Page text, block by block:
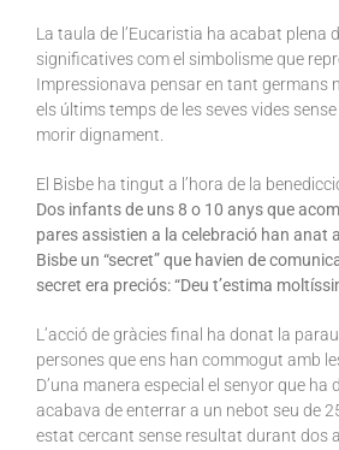
La taula de l’Eucaristia ha acabat plena
significatives com el simbolisme que
Impressionava pensar en tant germans
els últims temps de les seves vides
morir dignament.
El Bisbe ha tingut a l’hora de la
Dos infants de uns 8 o 10 anys que
pares assistien a la celebració han anat
Bisbe un “secret” que havien de
secret era preciós: “Deu t’estima
L’acció de gràcies final ha donat la
persones que ens han commogut amb
D’una manera especial el senyor que ha
acabava de enterrar a un nebot seu de
estat cercant sense resultat durant dos